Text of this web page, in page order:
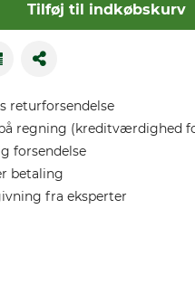
Tilføj til indkøbskurv
returforsendelse
regning (kreditværdighed
forsendelse
betaling
fra eksperter